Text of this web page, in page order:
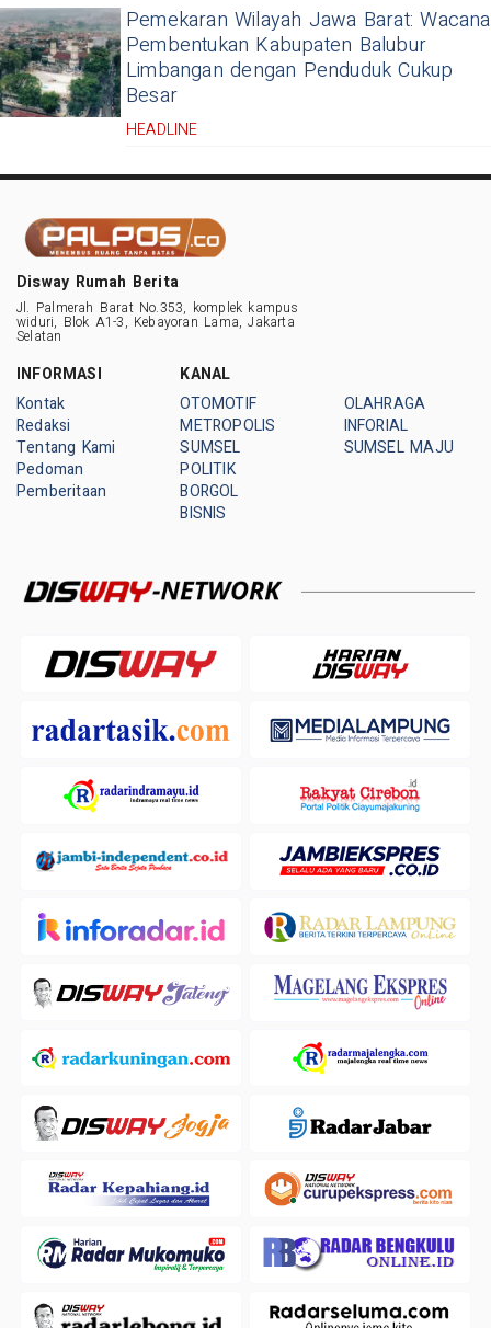
Pemekaran Wilayah Jawa Barat: Wacana
Pembentukan Kabupaten Balubur
Limbangan dengan Penduduk Cukup
Besar
HEADLINE
Disway Rumah Berita
Jl. Palmerah Barat No.353, komplek kampus
widuri, Blok A1-3, Kebayoran Lama, Jakarta
Selatan
INFORMASI
Kontak
Redaksi
Tentang Kami
Pedoman
Pemberitaan
KANAL
OTOMOTIF
METROPOLIS
SUMSEL
POLITIK
BORGOL
BISNIS
OLAHRAGA
INFORIAL
SUMSEL MAJU